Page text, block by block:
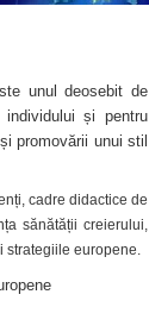
unul deosebit de
și pentru
promovării unui stil
cadre didactice de
sănătății creierului,
strategiile europene.